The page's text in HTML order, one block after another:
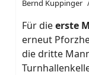
Bernd Kuppinger
Für dieerste
erneut
die dritte